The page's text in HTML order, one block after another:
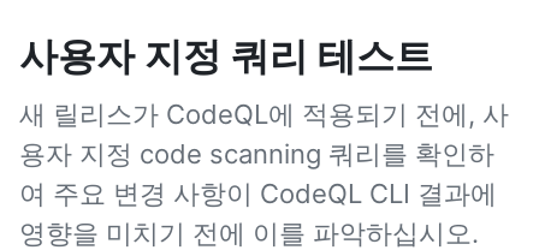
사용자 지정 쿼리 테스트
새 릴리스가 CodeQL에 적용되기 전에, 사
용자 지정 code scanning 쿼리를 확인하
여 주요 변경 사항이 CodeQL CLI 결과에
영향을 미치기 전에 이를 파악하십시오.